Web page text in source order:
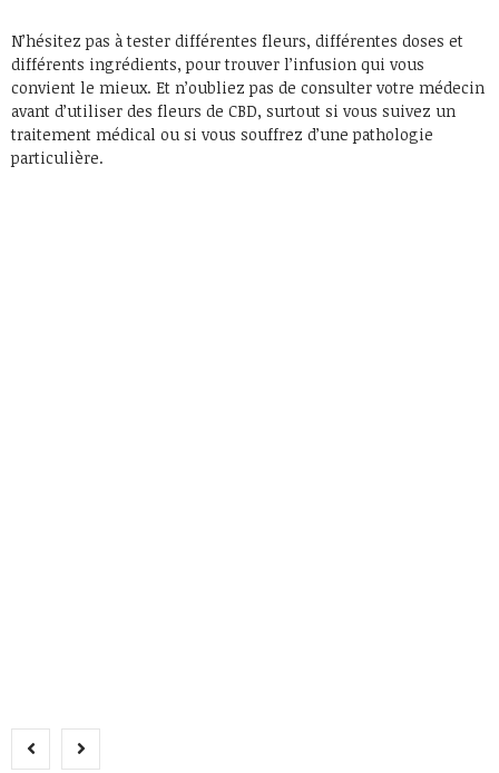
N’hésitez pas à tester différentes fleurs, différentes doses et
différents ingrédients, pour trouver l’infusion qui vous
convient le mieux. Et n’oubliez pas de consulter votre médecin
avant d’utiliser des fleurs de CBD, surtout si vous suivez un
traitement médical ou si vous souffrez d’une pathologie
particulière.